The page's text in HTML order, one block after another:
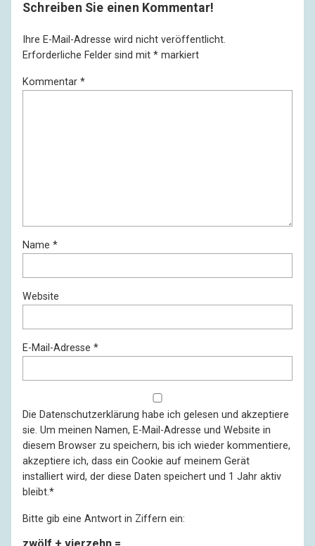
Schreiben Sie einen Kommentar!
Ihre E-Mail-Adresse wird nicht veröffentlicht.
Erforderliche Felder sind mit * markiert
Kommentar *
Name *
Website
E-Mail-Adresse *
Die Datenschutzerklärung habe ich gelesen und akzeptiere
sie. Um meinen Namen, E-Mail-Adresse und Website in
diesem Browser zu speichern, bis ich wieder kommentiere,
akzeptiere ich, dass ein Cookie auf meinem Gerät
installiert wird, der diese Daten speichert und 1 Jahr aktiv
bleibt.*
Bitte gib eine Antwort in Ziffern ein: